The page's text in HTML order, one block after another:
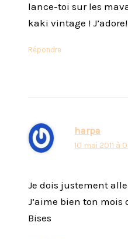
lance-toi sur les
kaki vintage ! J’adore!
Répondre
harpa
10 mai 2011 à
Je dois justement
J’aime bien ton mois
Bises